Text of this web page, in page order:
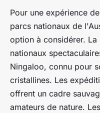
Pour une expérience
parcs nationaux de
option à considérer.
nationaux
Ningaloo, connu pour
cristallines. Les
offrent un cadre
amateurs de nature.